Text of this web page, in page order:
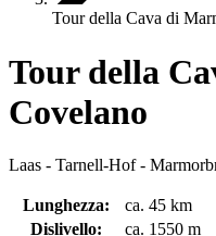
Tour della Cava di
Tour della
Covelano
Laas - Tarnell-Hof -
Lunghezza:
ca. 45 km
Dislivello:
ca. 1550 m